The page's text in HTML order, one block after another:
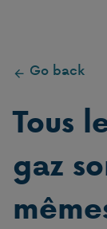
Go back
Tous
gaz